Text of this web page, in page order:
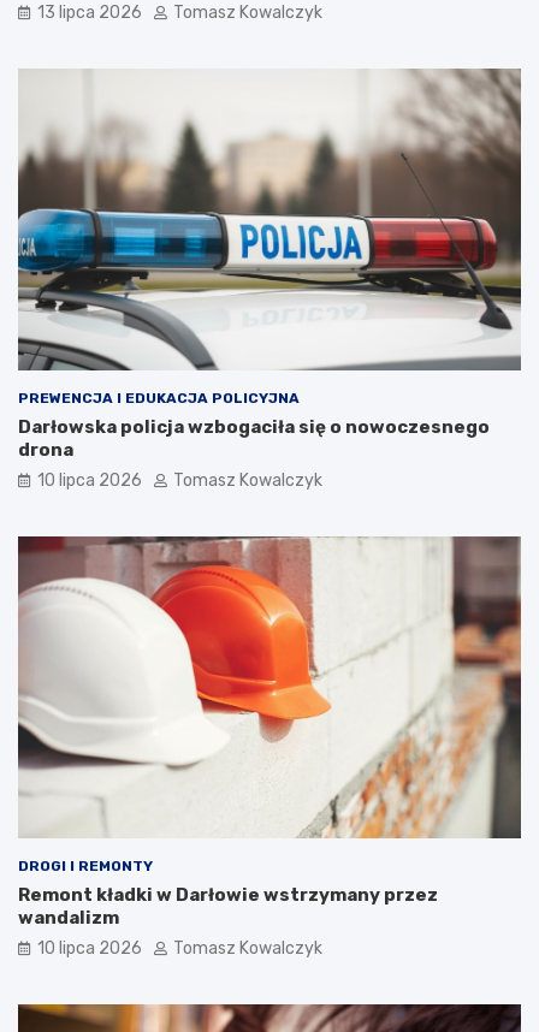
13 lipca 2026 Tomasz Kowalczyk
PREWENCJA I EDUKACJA POLICYJNA
Darłowska policja wzbogaciła się o nowoczesnego
drona
10 lipca 2026 Tomasz Kowalczyk
DROGI I REMONTY
Remont kładki w Darłowie wstrzymany przez
wandalizm
10 lipca 2026 Tomasz Kowalczyk